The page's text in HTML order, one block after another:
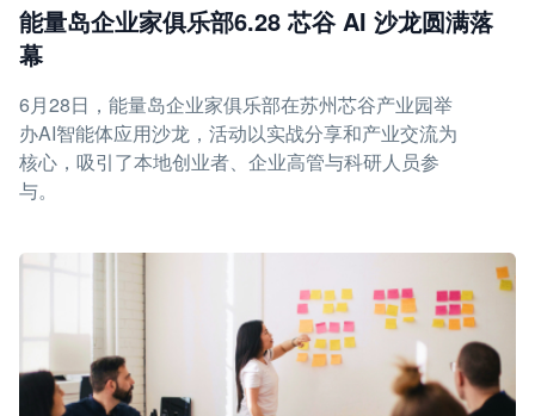
能量岛企业家俱乐部6.28 芯谷 AI 沙龙圆满落
幕
6月28日，能量岛企业家俱乐部在苏州芯谷产业园举
办AI智能体应用沙龙，活动以实战分享和产业交流为
核心，吸引了本地创业者、企业高管与科研人员参
与。